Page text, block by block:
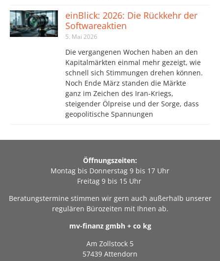
einBlick: 2026: Die Rückkehr der
Softwareaktien
5. Mai 2026
Die vergangenen Wochen haben an den
Kapitalmärkten einmal mehr gezeigt, wie
schnell sich Stimmungen drehen können.
Noch Ende März standen die Märkte
ganz im Zeichen des Iran-Kriegs,
steigender Ölpreise und der Sorge, dass
geopolitische Spannungen
Öffnungszeiten:
Montag bis Donnerstag 9 bis 17 Uhr
Freitag 9 bis 15 Uhr
Beratungstermine stimmen wir gern auch außerhalb unserer
regulären Bürozeiten mit Ihnen ab.
mv-finanz gmbh + co kg
Am Zollstock 5
57439 Attendorn